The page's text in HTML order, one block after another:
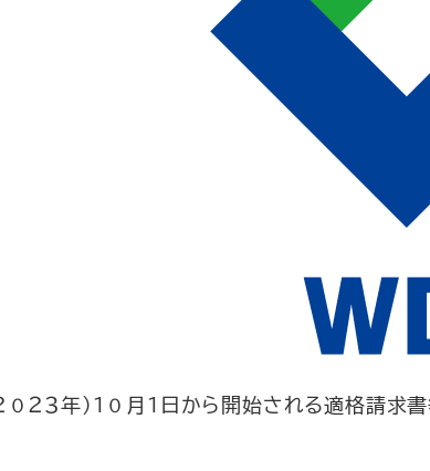
０２３年）１０月１日から開始される適格請